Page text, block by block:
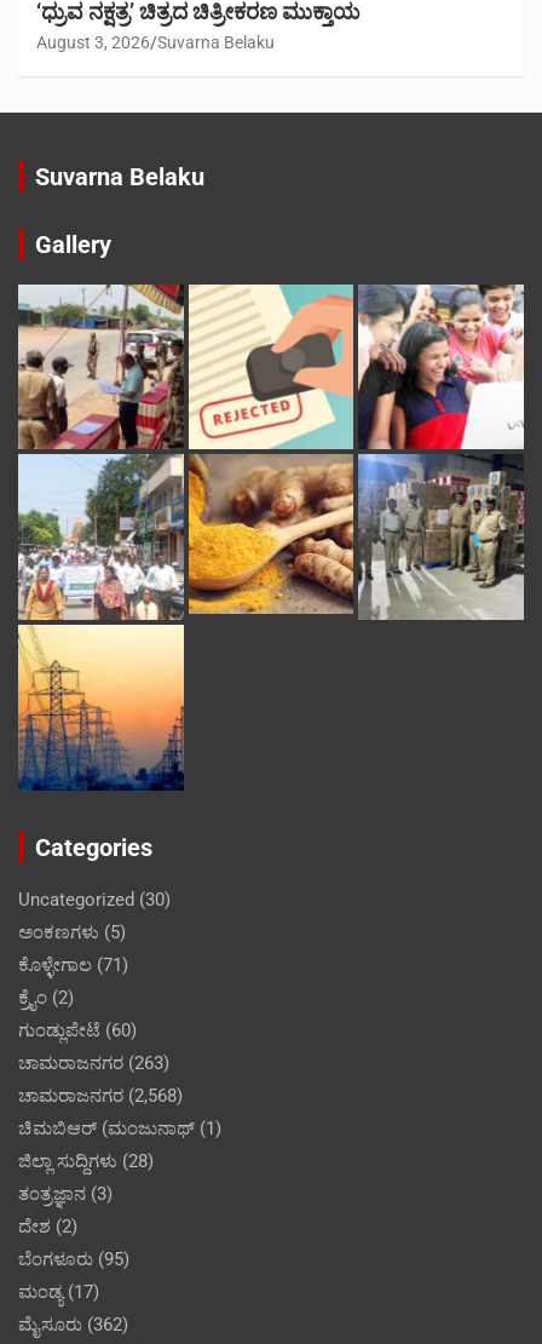
‘ಧ್ರುವ ನಕ್ಷತ್ರ’ ಚಿತ್ರದ ಚಿತ್ರೀಕರಣ ಮುಕ್ತಾಯ
August 3, 2026 Suvarna Belaku
Suvarna Belaku
Gallery
Categories
Uncategorized (30)
ಅಂಕಣಗಳು (5)
ಕೊಳ್ಳೇಗಾಲ (71)
ಕ್ರೈಂ (2)
ಗುಂಡ್ಲುಪೇಟೆ (60)
ಚಾಮರಾಜನಗರ (263)
ಚಾಮರಾಜನಗರ (2,568)
ಚಿಮಬಿಆರ್ (ಮಂಜುನಾಥ್ (1)
ಜಿಲ್ಲಾ ಸುದ್ದಿಗಳು (28)
ತಂತ್ರಜ್ಞಾನ (3)
ದೇಶ (2)
ಬೆಂಗಳೂರು (95)
ಮಂಡ್ಯ(17)
ಮೈಸೂರು (362)